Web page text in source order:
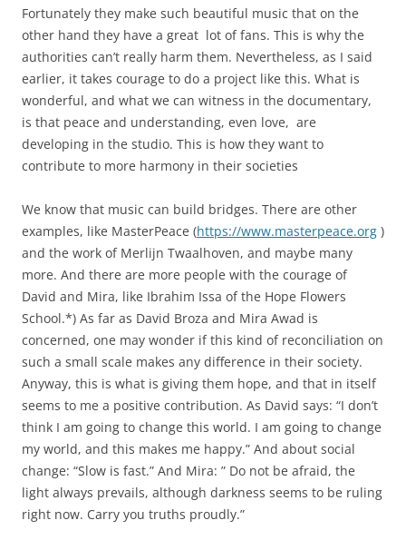
Fortunately they make such beautiful music that on the
other hand they have a great lot of fans. This is why the
authorities can’t really harm them. Nevertheless, as I said
earlier, it takes courage to do a project like this. What is
wonderful, and what we can witness in the documentary,
is that peace and understanding, even love, are
developing in the studio. This is how they want to
contribute to more harmony in their societies
We know that music can build bridges. There are other
examples, like MasterPeace (https://www.masterpeace.org )
and the work of Merlijn Twaalhoven, and maybe many
more. And there are more people with the courage of
David and Mira, like Ibrahim Issa of the Hope Flowers
School.*) As far as David Broza and Mira Awad is
concerned, one may wonder if this kind of reconciliation on
such a small scale makes any difference in their society.
Anyway, this is what is giving them hope, and that in itself
seems to me a positive contribution. As David says: “I don’t
think I am going to change this world. I am going to change
my world, and this makes me happy.” And about social
change: “Slow is fast.” And Mira: ” Do not be afraid, the
light always prevails, although darkness seems to be ruling
right now. Carry you truths proudly.”